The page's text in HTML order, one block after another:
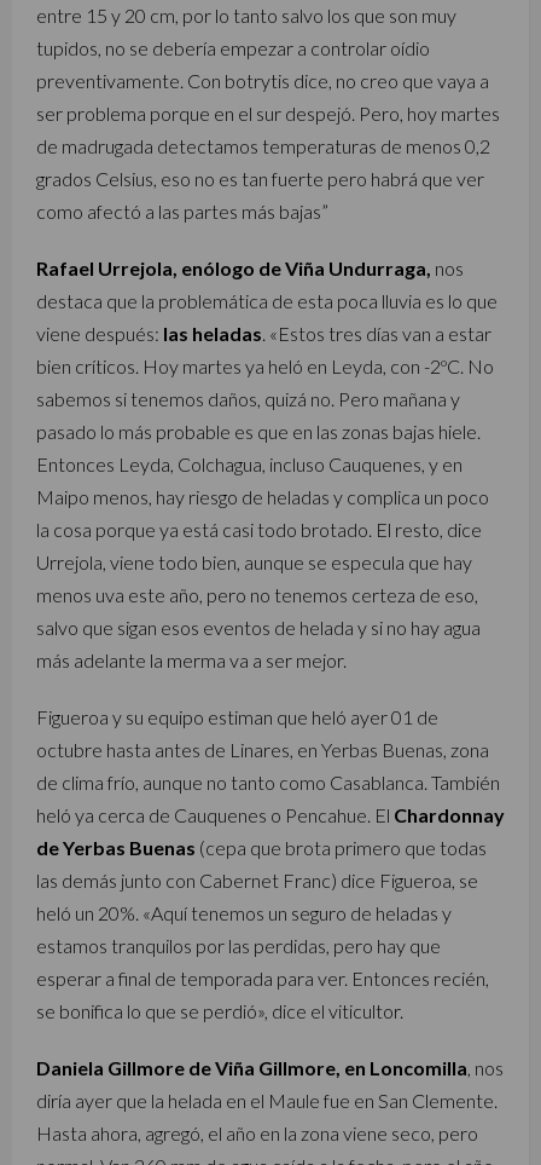
entre 15 y 20 cm, por lo tanto salvo los que son muy
tupidos, no se debería empezar a controlar oídio
preventivamente. Con botrytis dice, no creo que vaya a
ser problema porque en el sur despejó. Pero, hoy martes
de madrugada detectamos temperaturas de menos 0,2
grados Celsius, eso no es tan fuerte pero habrá que ver
como afectó a las partes más bajas”
Rafael Urrejola, enólogo de Viña Undurraga, nos
destaca que la problemática de esta poca lluvia es lo que
viene después: las heladas . «Estos tres días van a estar
bien críticos. Hoy martes ya heló en Leyda, con -2ºC. No
sabemos si tenemos daños, quizá no. Pero mañana y
pasado lo más probable es que en las zonas bajas hiele.
Entonces Leyda, Colchagua, incluso Cauquenes, y en
Maipo menos, hay riesgo de heladas y complica un poco
la cosa porque ya está casi todo brotado. El resto, dice
Urrejola, viene todo bien, aunque se especula que hay
menos uva este año, pero no tenemos certeza de eso,
salvo que sigan esos eventos de helada y si no hay agua
más adelante la merma va a ser mejor.
Figueroa y su equipo estiman que heló ayer 01 de
octubre hasta antes de Linares, en Yerbas Buenas, zona
de clima frío, aunque no tanto como Casablanca. También
heló ya cerca de Cauquenes o Pencahue. El Chardonnay
de Yerbas Buenas (cepa que brota primero que todas
las demás junto con Cabernet Franc) dice Figueroa, se
heló un 20%. «Aquí tenemos un seguro de heladas y
estamos tranquilos por las perdidas, pero hay que
esperar a final de temporada para ver. Entonces recién,
se bonifica lo que se perdió», dice el viticultor.
Daniela Gillmore de Viña Gillmore, en Loncomilla , nos
diría ayer que la helada en el Maule fue en San Clemente.
Hasta ahora, agregó, el año en la zona viene seco, pero